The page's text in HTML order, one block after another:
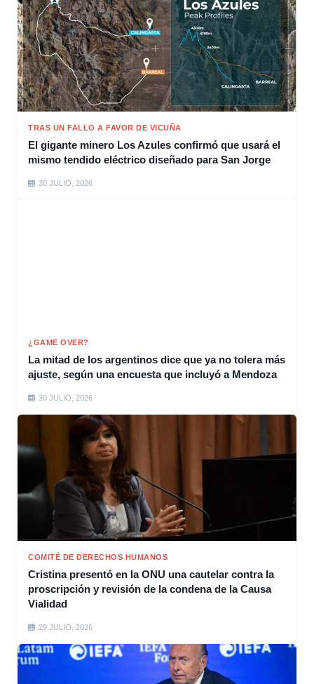
TRAS UN FALLO A FAVOR DE VICUÑA
El gigante minero Los Azules confirmó que usará el
mismo tendido eléctrico diseñado para San Jorge
30 JULIO, 2026
¿GAME OVER?
La mitad de los argentinos dice que ya no tolera más
ajuste, según una encuesta que incluyó a Mendoza
30 JULIO, 2026
COMITÉ DE DERECHOS HUMANOS
Cristina presentó en la ONU una cautelar contra la
proscripción y revisión de la condena de la Causa
Vialidad
29 JULIO, 2026